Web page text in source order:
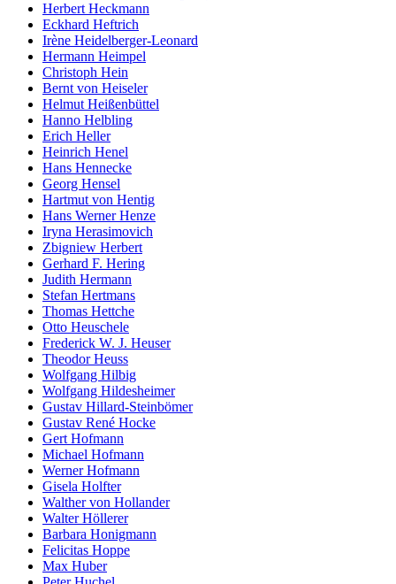
Herbert Heckmann
Eckhard Heftrich
Irène Heidelberger-Leonard
Hermann Heimpel
Christoph Hein
Bernt von Heiseler
Helmut Heißenbüttel
Hanno Helbling
Erich Heller
Heinrich Henel
Hans Hennecke
Georg Hensel
Hartmut von Hentig
Hans Werner Henze
Iryna Herasimovich
Zbigniew Herbert
Gerhard F. Hering
Judith Hermann
Stefan Hertmans
Thomas Hettche
Otto Heuschele
Frederick W. J. Heuser
Theodor Heuss
Wolfgang Hilbig
Wolfgang Hildesheimer
Gustav Hillard-Steinbömer
Gustav René Hocke
Gert Hofmann
Michael Hofmann
Werner Hofmann
Gisela Holfter
Walther von Hollander
Walter Höllerer
Barbara Honigmann
Felicitas Hoppe
Max Huber